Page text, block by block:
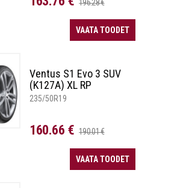
196.28 €
VAATA TOODET
Ventus S1 Evo 3 SUV
(K127A) XL RP
235/50R19
160.66 € 190.01 €
VAATA TOODET